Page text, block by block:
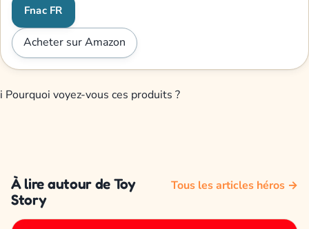
Fnac FR
Acheter sur Amazon
i Pourquoi voyez-vous ces produits ?
À lire autour de Toy
Story
Tous les articles héros →